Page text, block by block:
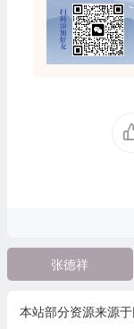
张德祥
本站部分资源来源